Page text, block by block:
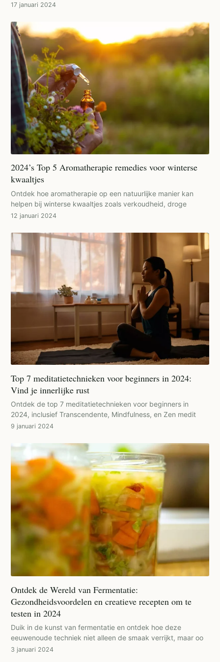
17 januari 2024
2024’s Top 5 Aromatherapie remedies voor winterse
kwaaltjes
Ontdek hoe aromatherapie op een natuurlijke manier kan
helpen bij winterse kwaaltjes zoals verkoudheid, droge
12 januari 2024
Top 7 meditatietechnieken voor beginners in 2024:
Vind je innerlijke rust
Ontdek de top 7 meditatietechnieken voor beginners in
2024, inclusief Transcendente, Mindfulness, en Zen medit
9 januari 2024
Ontdek de Wereld van Fermentatie:
Gezondheidsvoordelen en creatieve recepten om te
testen in 2024
Duik in de kunst van fermentatie en ontdek hoe deze
eeuwenoude techniek niet alleen de smaak verrijkt, maar oo
3 januari 2024